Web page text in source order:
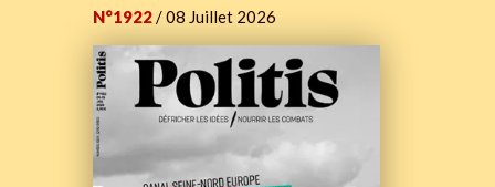
N°1922/ 08 Juillet 2026